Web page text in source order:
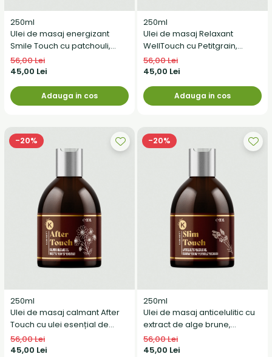
250ml
Ulei de masaj energizant
Smile Touch cu patchouli,
ylang-ylang și mușcată
56,00 Lei
45,00 Lei
Adauga in cos
250ml
Ulei de masaj Relaxant
WellTouch cu Petitgrain,
Neroli și Nucșoară
56,00 Lei
45,00 Lei
Adauga in cos
-20%
250ml
Ulei de masaj calmant After
Touch cu ulei esențial de
ienibahar, mușețel și roiniță
56,00 Lei
45,00 Lei
-20%
250ml
Ulei de masaj anticelulitic cu
extract de alge brune,
guarana, rozmarin, iederă și
portocală
56,00 Lei
45,00 Lei